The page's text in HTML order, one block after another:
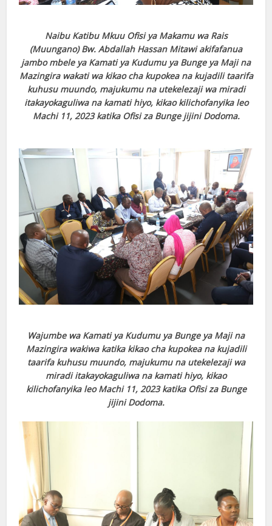
Naibu Katibu Mkuu Ofisi ya Makamu wa Rais
(Muungano) Bw. Abdallah Hassan Mitawi akifafanua
jambo mbele ya Kamati ya Kudumu ya Bunge ya Maji na
Mazingira wakati wa kikao cha kupokea na kujadili taarifa
kuhusu muundo, majukumu na utekelezaji wa miradi
itakayokaguliwa na kamati hiyo, kikao kilichofanyika leo
Machi 11, 2023 katika Ofisi za Bunge jijini Dodoma.
Wajumbe wa Kamati ya Kudumu ya Bunge ya Maji na
Mazingira wakiwa katika kikao cha kupokea na kujadili
taarifa kuhusu muundo, majukumu na utekelezaji wa
miradi itakayokaguliwa na kamati hiyo, kikao
kilichofanyika leo Machi 11, 2023 katika Ofisi za Bunge
jijini Dodoma.